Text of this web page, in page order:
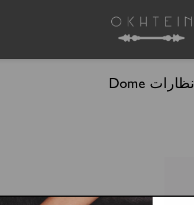
نظارات Dome